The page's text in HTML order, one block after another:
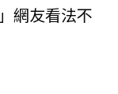
網友看法不